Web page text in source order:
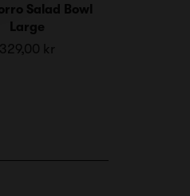
Salad Bowl
Large
329,00 kr